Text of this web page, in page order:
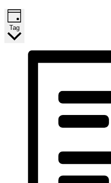
Tag